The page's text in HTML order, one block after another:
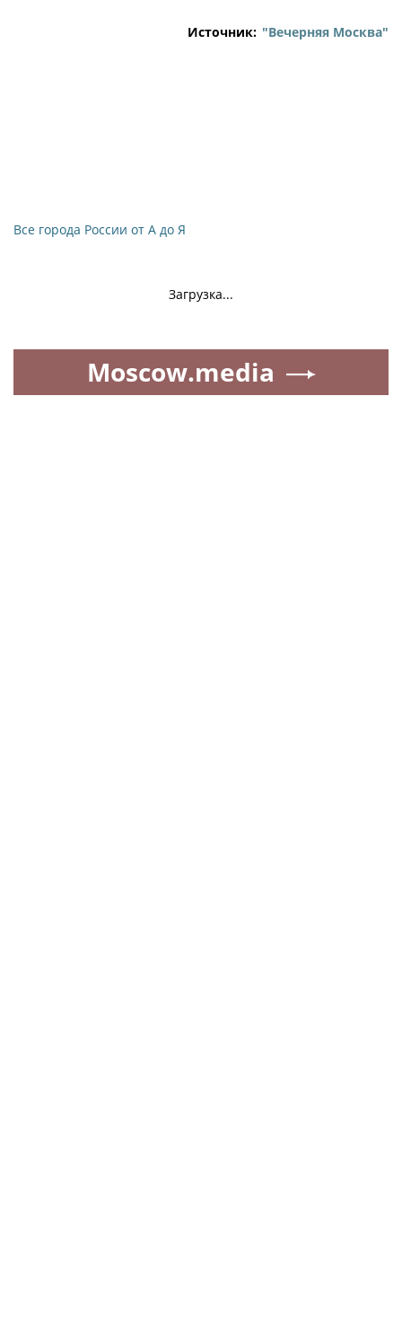
Источник: "Вечерняя Москва"
Все города России от А до Я
Загрузка...
Moscow.media